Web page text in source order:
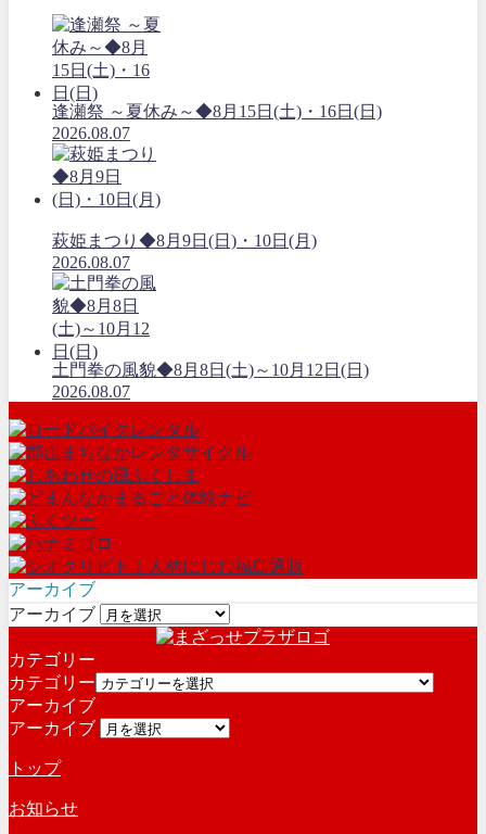
逢瀬祭 ～夏休み～◆8月15日(土)・16日(日)
2026.08.07
萩姫まつり◆8月9日(日)・10日(月)
2026.08.07
土門拳の風貌◆8月8日(土)～10月12日(日)
2026.08.07
アーカイブ
アーカイブ
カテゴリー
カテゴリー
アーカイブ
アーカイブ
トップ
お知らせ